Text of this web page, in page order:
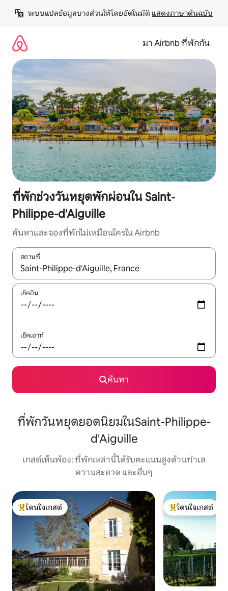
เนื้อหา
ระบบแปลข้อมูลบางส่วนให้โดยอัตโนมัติ แสดงภาษาต้นฉบับ
มา Airbnb ที่พักกัน
ที่พักช่วงวันหยุดพักผ่อนใน Saint-
Philippe-d'Aiguille
ค้นหาและจองที่พักไม่เหมือนใครใน Airbnb
สถานที่
ใช้ลูกศรขึ้นลง หรือใช้การสัมผัสหรือปัด เพื่อสำรวจผลการค้นหา
เช็คอิน
เช็คเอาท์
ค้นหา
ที่พักวันหยุดยอดนิยมในSaint-Philippe-
d'Aiguille
เกสต์เห็นพ้อง: ที่พักเหล่านี้ได้รับคะแนนสูงด้านทำเล
ความสะอาด และอื่นๆ
โดนใจเกสต์ที่สุด
โดนใจเกสต์
โดนใจเกสต์ที่สุด
โดนใจเกสต์